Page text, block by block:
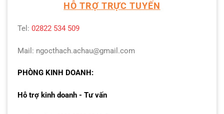
HỖ TRỢ TRỰC TUYẾN
Tel: 02822 534 509
Mail: ngocthach.achau@gmail.com
PHÒNG KINH DOANH:
Hỗ trợ kinh doanh - Tư vấn